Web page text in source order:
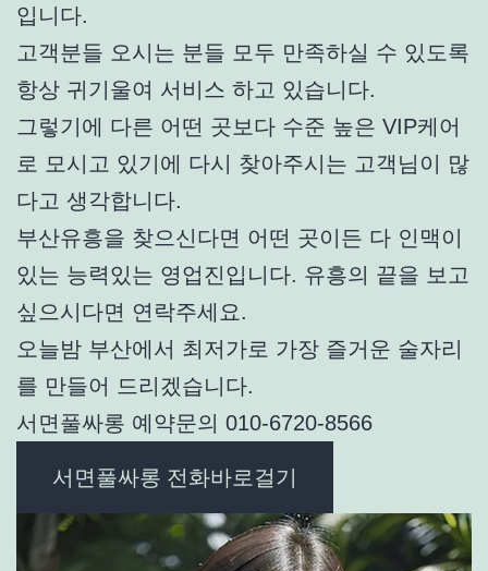
입니다.
고객분들 오시는 분들 모두 만족하실 수 있도록
항상 귀기울여 서비스 하고 있습니다.
그렇기에 다른 어떤 곳보다 수준 높은 VIP케어
로 모시고 있기에 다시 찾아주시는 고객님이 많
다고 생각합니다.
부산유흥을 찾으신다면 어떤 곳이든 다 인맥이
있는 능력있는 영업진입니다. 유흥의 끝을 보고
싶으시다면 연락주세요.
오늘밤 부산에서 최저가로 가장 즐거운 술자리
를 만들어 드리겠습니다.
서면풀싸롱 예약문의 010-6720-8566
서면풀싸롱 전화바로걸기